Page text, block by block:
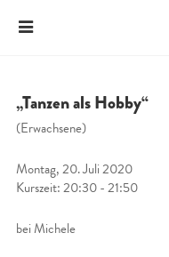
„Tanzen als Hobby“
(Erwachsene)
Montag, 20. Juli 2020
Kurszeit: 20:30 - 21:50
bei Michele